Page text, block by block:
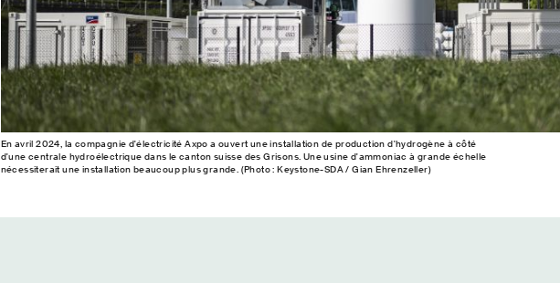
En avril 2024, la compagnie d'électricité Axpo a ouvert une installation de production d'hydrogène à côté
d'une centrale hydroélectrique dans le canton suisse des Grisons. Une usine d'ammoniac à grande échelle
nécessiterait une installation beaucoup plus grande. (Photo : Keystone-SDA / Gian Ehrenzeller)